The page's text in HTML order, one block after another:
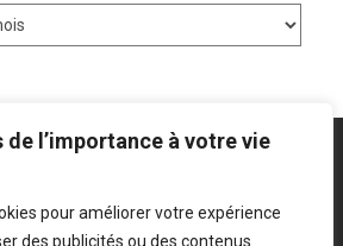
l’importance à votre vie
pour améliorer votre expérience
des publicités ou des contenus
de confidentialité